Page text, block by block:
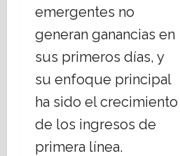
emergentes no
generan ganancias en
sus primeros días, y
su enfoque principal
ha sido el crecimiento
de los ingresos de
primera línea.